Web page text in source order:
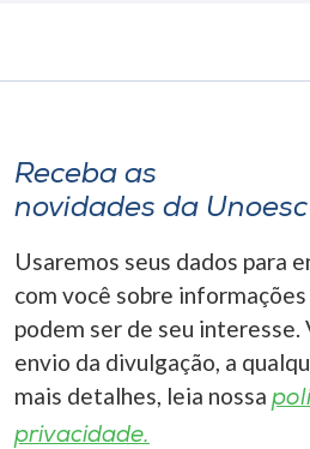
Receba as
novidades da Unoesc
Usaremos seus dados para
com você sobre
podem ser de seu interesse.
envio da divulgação, a
mais detalhes, leia nossa
privacidade.